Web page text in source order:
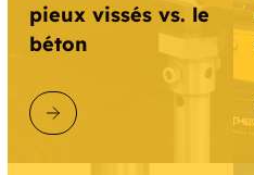
pieux vissés vs. le
béton
DÉCOUVRIR GOLIATHTECH